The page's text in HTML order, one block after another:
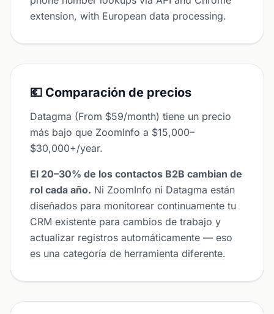
extension, with European data processing.
💶 Comparación de precios
Datagma (From $59/month) tiene un precio
más bajo que ZoomInfo a $15,000–
$30,000+/year.
El 20–30% de los contactos B2B cambian de
rol cada año. Ni ZoomInfo ni Datagma están
diseñados para monitorear continuamente tu
CRM existente para cambios de trabajo y
actualizar registros automáticamente — eso
es una categoría de herramienta diferente.